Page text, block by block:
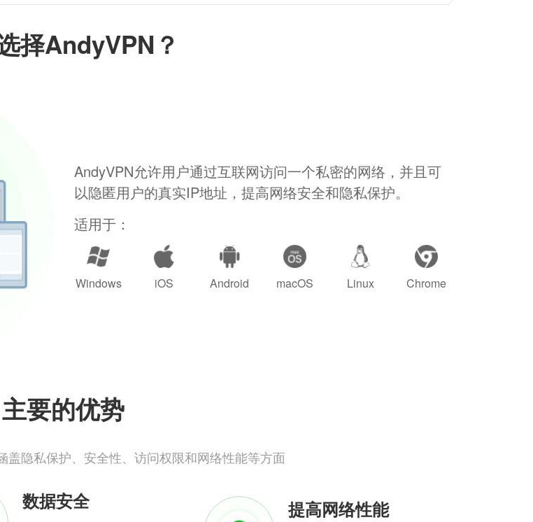
择AndyVPN？
AndyVPN允许用户通过互联网访问一个私密的网络，并且可
以隐匿用户的真实IP地址，提高网络安全和隐私保护。
适用于：
Windows iOS Android macOS Linux Chrome
主要的优势
盖隐私保护、安全性、访问权限和网络性能等方面
数据安全 提高网络性能